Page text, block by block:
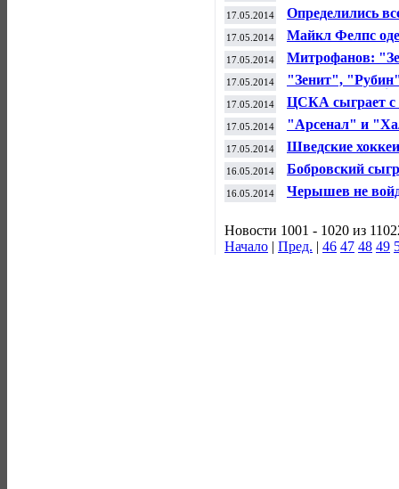
чемпионата
17.05.2014 Определились
17.05.2014
Майкл Фелпс
в спорт
17.05.2014
Митрофанов:
соглашение за
17.05.2014
"Зенит",
финансового fair
17.05.2014
ЦСКА сыграет с
четырех"
17.05.2014
"Арсенал" и
Англии по
17.05.2014
Шведские
матче
16.05.2014
Бобровский
Латвией на ЧМ
16.05.2014
Черышев не
Новости 1001 - 1020 из
Начало | Пред. | 46 47 48 49